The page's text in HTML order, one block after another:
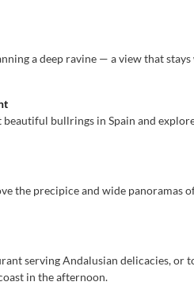
a deep ravine — a view that
beautiful bullrings in Spain and
the precipice and wide panoramas
serving Andalusian delicacies, or
in the afternoon.